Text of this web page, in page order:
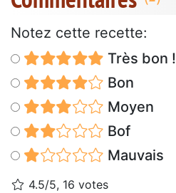
Notez cette recette:
Très bon !
Bon
Moyen
Bof
Mauvais
4.5/5, 16 votes